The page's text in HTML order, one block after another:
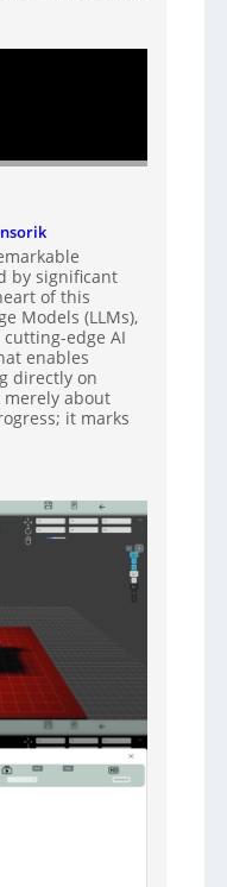
by significant
of this
Models (LLMs),
edge AI
enables
directly on
merely about
it marks